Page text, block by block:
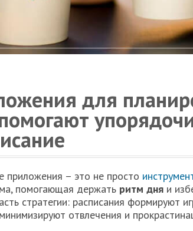
для
приложения – это не просто
помогающая держать ритм дня и
стратегии: расписания формируют
отвлечения и